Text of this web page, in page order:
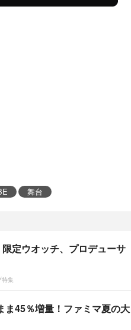
舞台
限定ウオッチ、プロデューサ
特集
ま45％増量！ファミマ夏の大